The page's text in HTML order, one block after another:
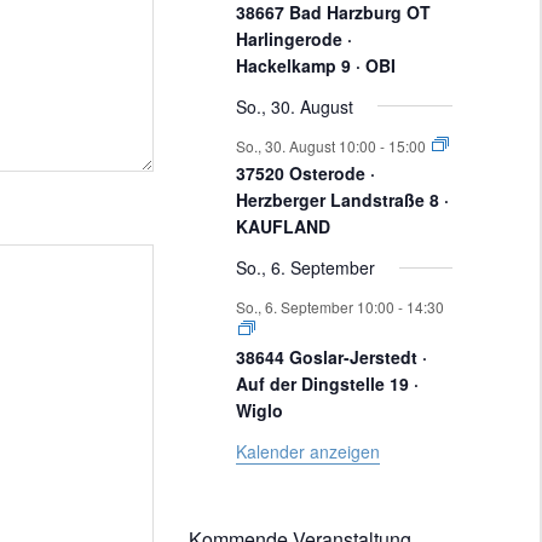
t
u
n
g
e
n
n
s
t
a
l
t
u
n
g
e
38667 Bad Harzburg OT
Harlingerode ·
Hackelkamp 9 · OBI
So., 30. August
So., 30. August 10:00 - 15:00
37520 Osterode ·
Herzberger Landstraße 8 ·
KAUFLAND
So., 6. September
So., 6. September 10:00 - 14:30
38644 Goslar-Jerstedt ·
Auf der Dingstelle 19 ·
Wiglo
Kalender anzeigen